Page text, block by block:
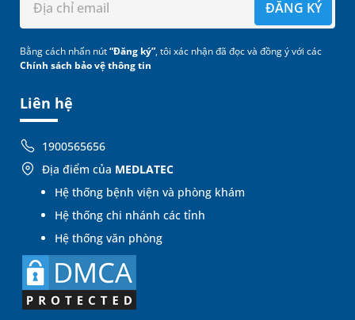
Liên hệ
1900565656
Địa điểm của MEDLATEC
Hệ thống bệnh viện và phòng khám
Hệ thống chi nhánh các tỉnh
Hệ thống văn phòng
ĐĂNG KÝ
Bằng cách nhấn nút“Đăng ký”, tôi xác nhận đã đọc và đồng ý với các
Chính sách bảo vệ thông tin